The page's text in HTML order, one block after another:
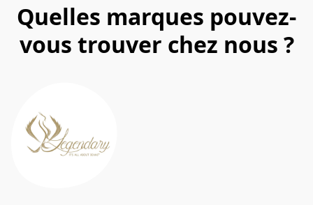
Quelles marques pouvez-
vous trouver chez nous ?